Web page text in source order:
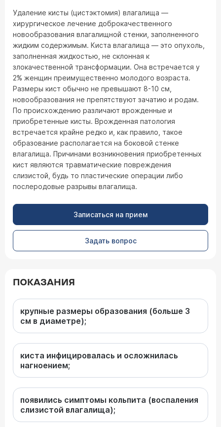
Удаление кисты (цистэктомия) влагалища —
хирургическое лечение доброкачественного
новообразования влагалищной стенки, заполненного
жидким содержимым. Киста влагалища — это опухоль,
заполненная жидкостью, не склонная к
злокачественной трансформации. Она встречается у
2% женщин преимущественно молодого возраста.
Размеры кист обычно не превышают 8-10 см,
новообразования не препятствуют зачатию и родам.
По происхождению различают врожденные и
приобретенные кисты. Врожденная патология
встречается крайне редко и, как правило, такое
образование располагается на боковой стенке
влагалища. Причинами возникновения приобретенных
кист являются травматические повреждения
слизистой, будь то пластические операции либо
послеродовые разрывы влагалища.
Записаться на прием
Задать вопрос
ПОКАЗАНИЯ
крупные размеры образования (больше 3
см в диаметре);
киста инфицировалась и осложнилась
нагноением;
появились симптомы кольпита (воспаления
слизистой влагалища);